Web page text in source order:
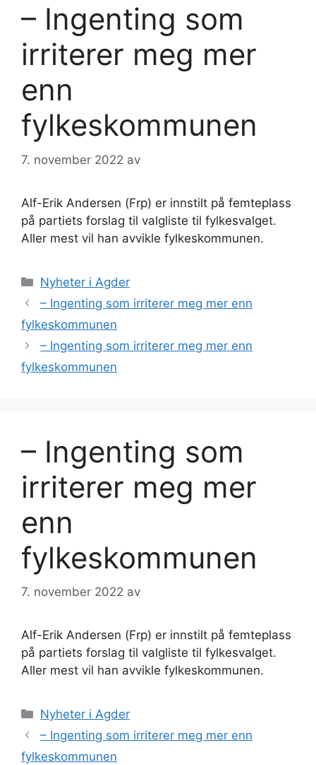
– Ingenting som
irriterer meg mer
enn
fylkeskommunen
7. november 2022 av
Alf-Erik Andersen (Frp) er innstilt på femteplass
på partiets forslag til valgliste til fylkesvalget.
Aller mest vil han avvikle fylkeskommunen.
Kategorier
Nyheter i Agder
– Ingenting som irriterer meg mer enn
fylkeskommunen
– Ingenting som irriterer meg mer enn
fylkeskommunen
– Ingenting som
irriterer meg mer
enn
fylkeskommunen
7. november 2022 av
Alf-Erik Andersen (Frp) er innstilt på femteplass
på partiets forslag til valgliste til fylkesvalget.
Aller mest vil han avvikle fylkeskommunen.
Kategorier
Nyheter i Agder
– Ingenting som irriterer meg mer enn
fylkeskommunen